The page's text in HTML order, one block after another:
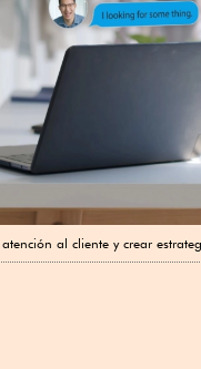
al cliente y crear